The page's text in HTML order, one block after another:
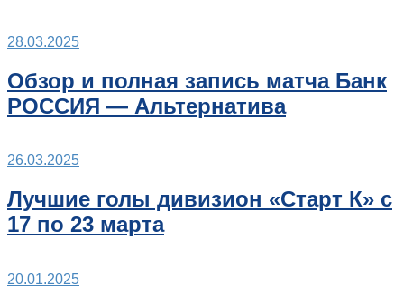
28.03.2025
Обзор и полная запись матча Банк
РОССИЯ — Альтернатива
26.03.2025
Лучшие голы дивизион «Старт К» с
17 по 23 марта
20.01.2025